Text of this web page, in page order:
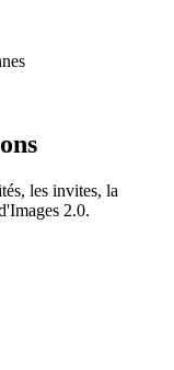
les invites, la
2.0.